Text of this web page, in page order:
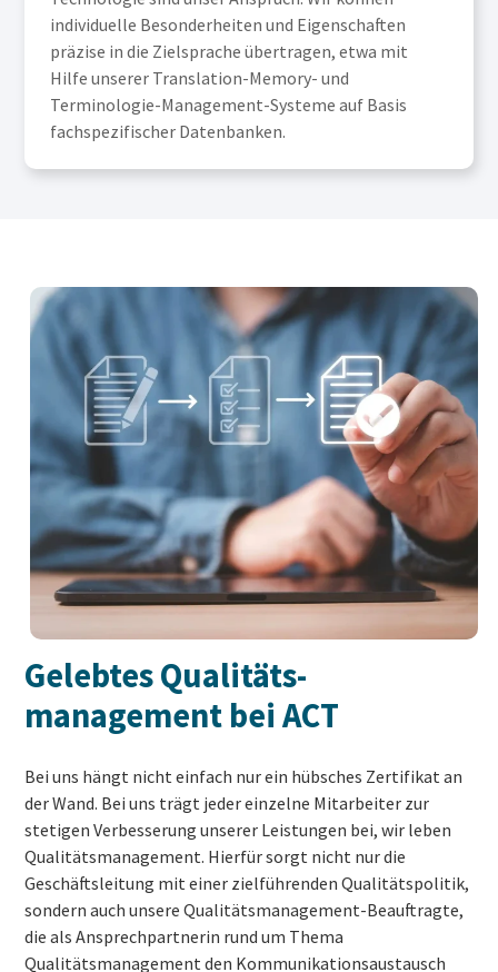
individuelle Besonderheiten und Eigenschaften
präzise in die Zielsprache übertragen, etwa mit
Hilfe unserer Translation-Memory- und
Terminologie-Management-Systeme auf Basis
fachspezifischer Datenbanken.
Gelebtes Qualitäts­
management bei ACT
Bei uns hängt nicht einfach nur ein hübsches Zertifikat an
der Wand. Bei uns trägt jeder einzelne Mitarbeiter zur
stetigen Verbesserung unserer Leistungen bei, wir leben
Qualitätsmanagement. Hierfür sorgt nicht nur die
Geschäftsleitung mit einer zielführenden Qualitätspolitik,
sondern auch unsere Qualitätsmanagement-Beauftragte,
die als Ansprechpartnerin rund um Thema
Qualitätsmanagement den Kommunikationsaustausch